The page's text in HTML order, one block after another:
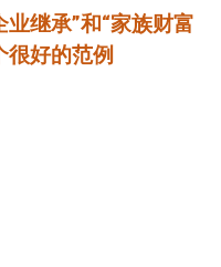
继承”和“家族财富
很好的范例